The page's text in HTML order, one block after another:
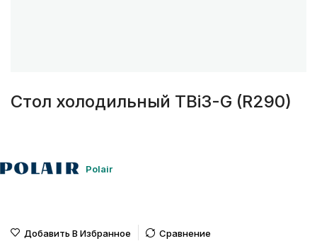
Стол холодильный TBi3-G (R290)
Polair
Добавить В Избранное Сравнение